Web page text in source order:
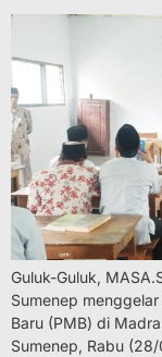
Guluk-Guluk,
Sumenep
Baru (PMB) di
Sumenep, Rabu